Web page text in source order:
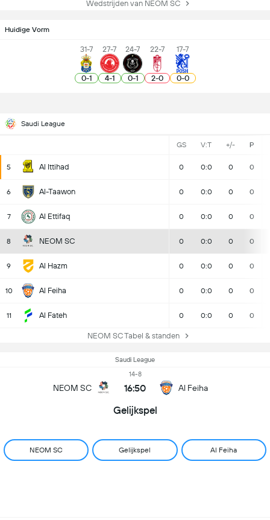
Wedstrijden van NEOM SC
Huidige Vorm
31-7
0-1
27-7
4-1
24-7
0-1
22-7
2-0
17-7
0-0
Saudi League
GS V:T +/- P
5 Al Ittihad 0 0:0 0 0
6 Al-Taawon 0 0:0 0 0
7 Al Ettifaq 0 0:0 0 0
8 NEOM SC 0 0:0 0 0
9 Al Hazm 0 0:0 0 0
10 Al Feiha 0 0:0 0 0
11 Al Fateh 0 0:0 0 0
NEOM SC Tabel & standen
Saudi League
NEOM SC
14-8
16:50 Al Feiha
Gelijkspel
NEOM SC Gelijkspel Al Feiha